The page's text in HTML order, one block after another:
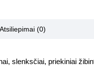
Atsiliepimai (0)
slenksčiai, priekiniai